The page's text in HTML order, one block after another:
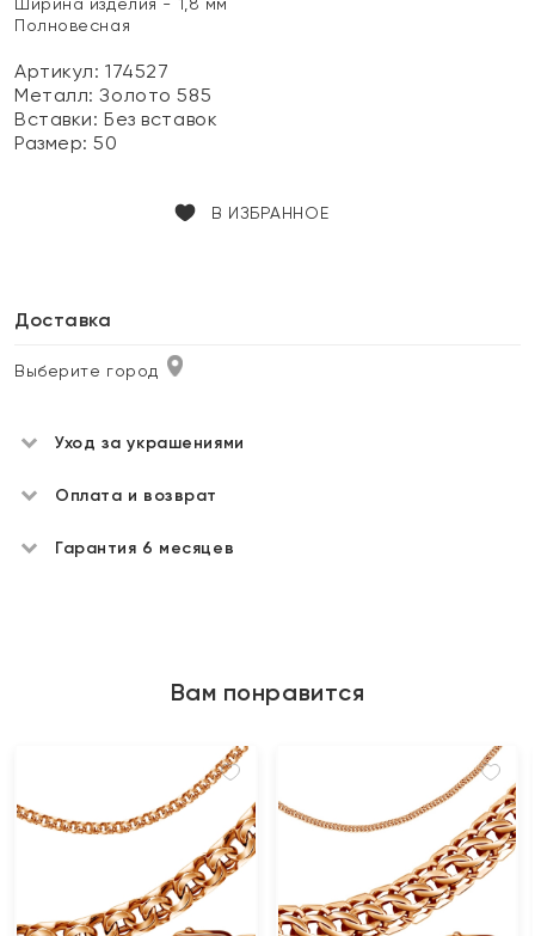
Полновесная
Артикул: 174527
Металл:Золото 585
Вставки:Без вставок
Размер:50
В ИЗБРАННОЕ
Доставка
Выберите город
Уход за украшениями
Оплата и возврат
Гарантия 6 месяцев
Вам понравится